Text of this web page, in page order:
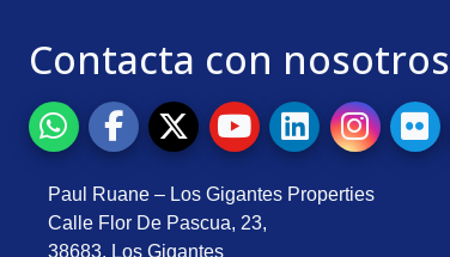
Contacta con nosotros
Paul Ruane – Los Gigantes Properties
Calle Flor De Pascua, 23,
38683, Los Gigantes